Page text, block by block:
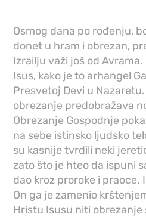
Osmog dana po rođenju,
donet u hram i obrezan,
Izrailju važi još od
Isus, kako je to arhangel
Presvetoj Devi u
obrezanje predobražava
Obrezanje Gospodnje
na sebe istinsko ljudsko
su kasnije tvrdili neki
zato što je hteo da ispuni
dao kroz proroke i praoce.
On ga je zamenio
Hristu Isusu niti obrezanje